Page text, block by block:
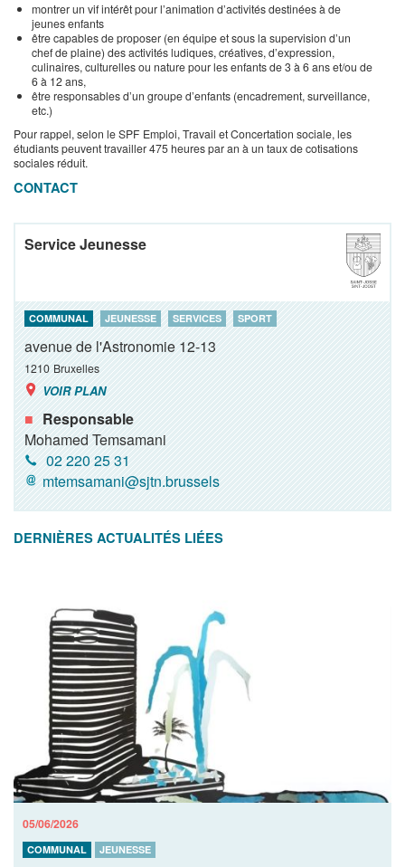
montrer un vif intérêt pour l’animation d’activités destinées à de
jeunes enfants
être capables de proposer (en équipe et sous la supervision d’un
chef de plaine) des activités ludiques, créatives, d’expression,
culinaires, culturelles ou nature pour les enfants de 3 à 6 ans et/ou de
6 à 12 ans,
être responsables d’un groupe d’enfants (encadrement, surveillance,
etc.)
Pour rappel, selon le SPF Emploi, Travail et Concertation sociale, les
étudiants peuvent travailler 475 heures par an à un taux de cotisations
sociales réduit.
CONTACT
Service Jeunesse
COMMUNAL JEUNESSE SERVICES SPORT
avenue de l'Astronomie 12-13
1210 Bruxelles
VOIR PLAN
Responsable
Mohamed Temsamani
02 220 25 31
mtemsamani@sjtn.brussels
DERNIÈRES ACTUALITÉS LIÉES
05/06/2026
COMMUNAL JEUNESSE